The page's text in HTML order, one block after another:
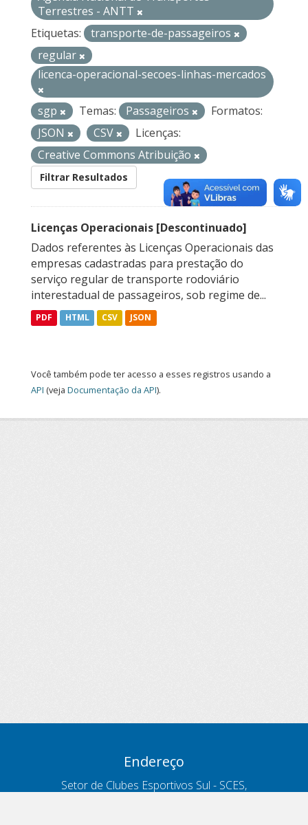
Terrestres - ANTT
Etiquetas:
transporte-de-passageiros
regular
licenca-operacional-secoes-linhas-mercados
sgp Temas: Passageiros
Formatos:
JSON
CSV
Licenças:
Creative Commons Atribuição
Filtrar Resultados
Licenças Operacionais [Descontinuado]
Dados referentes às Licenças Operacionais das
empresas cadastradas para prestação do
serviço regular de transporte rodoviário
interestadual de passageiros, sob regime de...
PDF HTML CSV JSON
Você também pode ter acesso a esses registros usando a
API (veja Documentação da API).
Endereço
Setor de Clubes Esportivos Sul - SCES,